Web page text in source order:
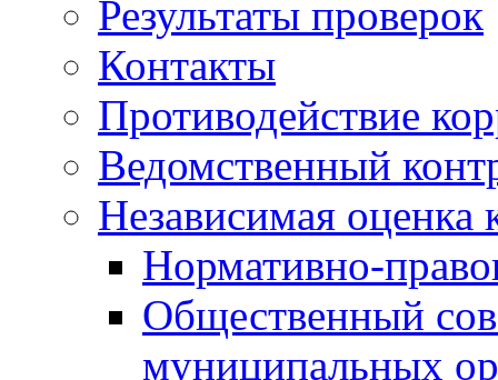
Результаты проверок
Контакты
Противодействие
Ведомственный
Независимая оценка
Нормативно-
Общественный
муниципальных